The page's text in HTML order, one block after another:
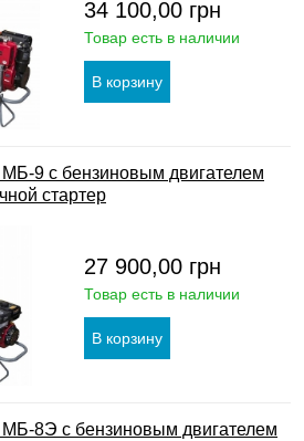
34 100,00 грн
Товар есть в наличии
9 с бензиновым двигателем
стартер
27 900,00 грн
Товар есть в наличии
8Э с бензиновым двигателем